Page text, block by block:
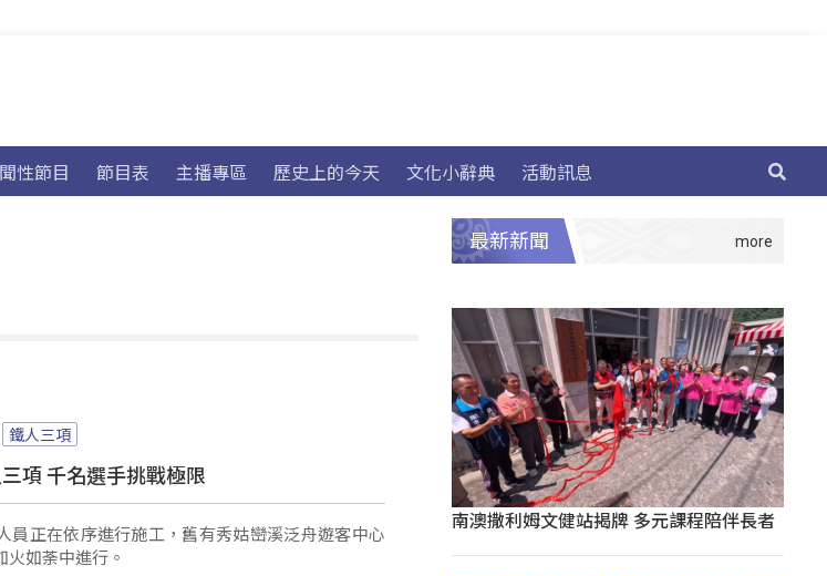
性節目 節目表 主播專區 歷史上的今天 文化小辭典 活動訊息
鐵人三項
項 千名選手挑戰極限
員正在依序進行施工，舊有秀姑巒溪泛舟遊客中心
如荼中進行。
最新新聞
南澳撒利姆文健站揭牌 多元課程陪伴長者